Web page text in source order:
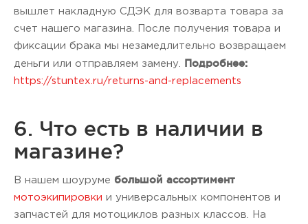
вышлет накладную СДЭК для возварта товара за
счет нашего магазина. После получения товара и
фиксации брака мы незамедлительно возвращаем
деньги или отправляем замену. Подробнее:
https://stuntex.ru/returns-and-replacements
6. Что есть в наличии в
магазине?
В нашем шоуруме большой ассортимент
мотоэкипировки и универсальных компонентов и
запчастей для мотоциклов разных классов. На